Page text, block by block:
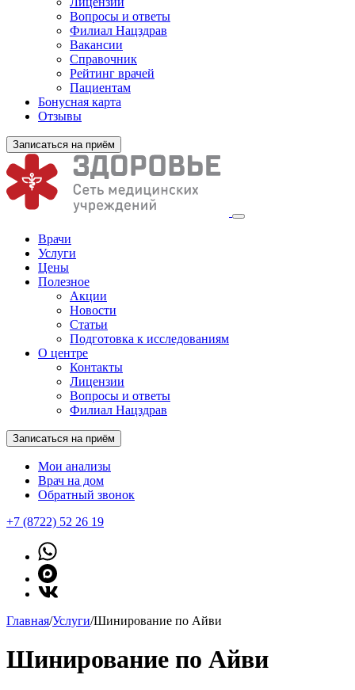
Вопросы и ответы
Филиал Нацздрав
Вакансии
Справочник
Рейтинг врачей
Пациентам
Бонусная карта
Отзывы
Записаться на приём
Врачи
Услуги
Цены
Полезное
Акции
Новости
Статьи
Подготовка к исследованиям
О центре
Контакты
Лицензии
Вопросы и ответы
Филиал Нацздрав
Записаться на приём
Мои анализы
Врач на дом
Обратный звонок
+7 (8722) 52 26 19
Главная/Услуги/Шинирование по Айви
Шинирование по Айви